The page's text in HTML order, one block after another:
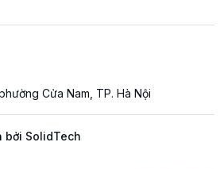
Cửa Nam, TP. Hà Nội
bởi SolidTech